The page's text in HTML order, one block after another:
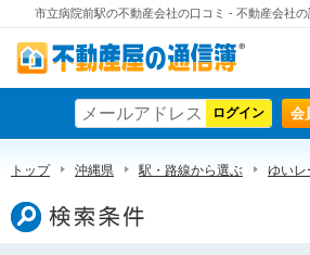
市立病院前駅の不動産会社の口コミ - 不動産会社
不動産屋の通信簿
会
トップ 沖縄県 駅・路線から選ぶ ゆいレ
検索条件